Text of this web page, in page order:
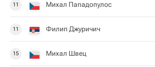
11 Михал Пападопулос
11 Филип Джуричич
15 Михал Швец